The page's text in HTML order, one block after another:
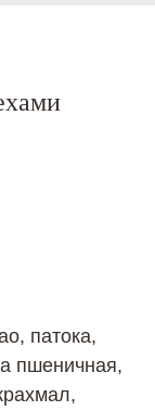
патока,
пшеничная,